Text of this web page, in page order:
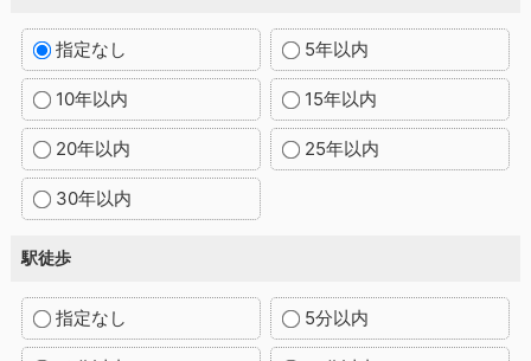
指定なし 5年以内
10年以内 15年以内
20年以内 25年以内
30年以内
駅徒歩
指定なし 5分以内